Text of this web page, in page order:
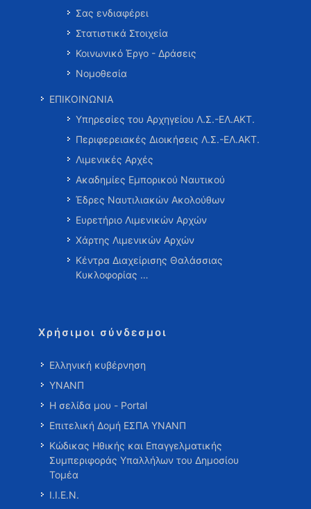
Σας ενδιαφέρει
Στατιστικά Στοιχεία
Κοινωνικό Έργο - Δράσεις
Νομοθεσία
ΕΠΙΚΟΙΝΩΝΙΑ
Υπηρεσίες του Αρχηγείου Λ.Σ.-ΕΛ.ΑΚΤ.
Περιφερειακές Διοικήσεις Λ.Σ.-ΕΛ.ΑΚΤ.
Λιμενικές Αρχές
Ακαδημίες Εμπορικού Ναυτικού
Έδρες Ναυτιλιακών Ακολούθων
Ευρετήριο Λιμενικών Αρχών
Χάρτης Λιμενικών Αρχών
Κέντρα Διαχείρισης Θαλάσσιας
Κυκλοφορίας …
Χρήσιμοι σύνδεσμοι
Ελληνική κυβέρνηση
ΥΝΑΝΠ
Η σελίδα μου - Portal
Επιτελική Δομή ΕΣΠΑ ΥΝΑΝΠ
Κώδικας Ηθικής και Επαγγελματικής
Συμπεριφοράς Υπαλλήλων του Δημοσίου
Τομέα
Ι.Ι.Ε.Ν.